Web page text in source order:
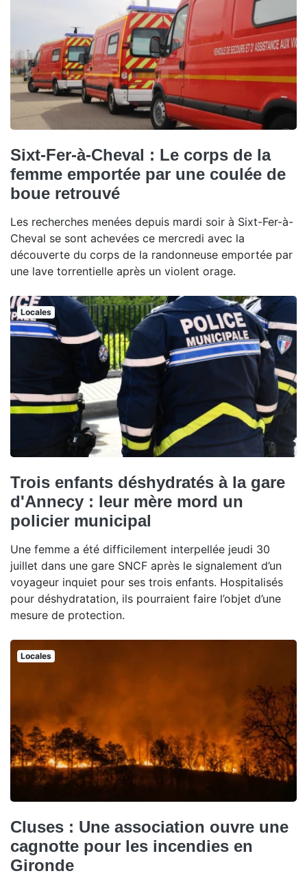
Sixt-Fer-à-Cheval : Le corps de la
femme emportée par une coulée de
boue retrouvé
Les recherches menées depuis mardi soir à Sixt-Fer-à-
Cheval se sont achevées ce mercredi avec la
découverte du corps de la randonneuse emportée par
une lave torrentielle après un violent orage.
Locales
Trois enfants déshydratés à la gare
d'Annecy : leur mère mord un
policier municipal
Une femme a été difficilement interpellée jeudi 30
juillet dans une gare SNCF après le signalement d’un
voyageur inquiet pour ses trois enfants. Hospitalisés
pour déshydratation, ils pourraient faire l’objet d’une
mesure de protection.
Locales
Cluses : Une association ouvre une
cagnotte pour les incendies en
Gironde